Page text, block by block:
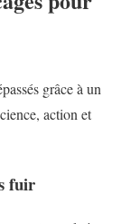
grâce à un
action et
fuir